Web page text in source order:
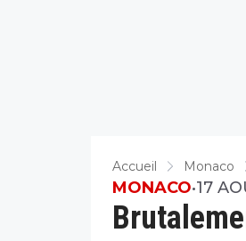
Accueil Monaco
MONACO•17